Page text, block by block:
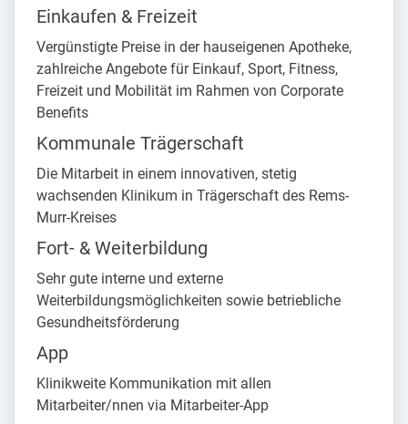
Einkaufen & Freizeit
Vergünstigte Preise in der hauseigenen Apotheke,
zahlreiche Angebote für Einkauf, Sport, Fitness,
Freizeit und Mobilität im Rahmen von Corporate
Benefits
Kommunale Trägerschaft
Die Mitarbeit in einem innovativen, stetig
wachsenden Klinikum in Trägerschaft des Rems-
Murr-Kreises
Fort- & Weiterbildung
Sehr gute interne und externe
Weiterbildungsmöglichkeiten sowie betriebliche
Gesundheitsförderung
App
Klinikweite Kommunikation mit allen
Mitarbeiter/nnen via Mitarbeiter-App